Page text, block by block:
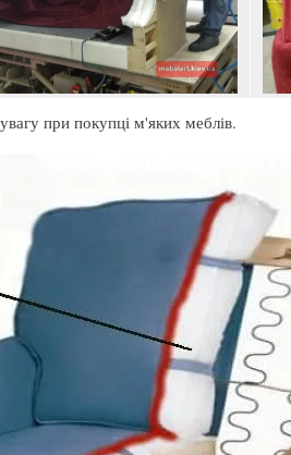
при покупці м'яких меблів.